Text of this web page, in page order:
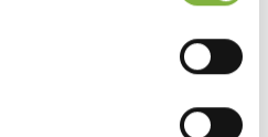
zout en olijfolie.
met de dressing en leg de